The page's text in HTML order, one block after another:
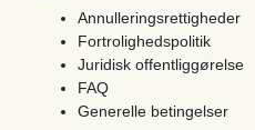
Annulleringsrettigheder
Fortrolighedspolitik
Juridisk offentliggørelse
FAQ
Generelle betingelser